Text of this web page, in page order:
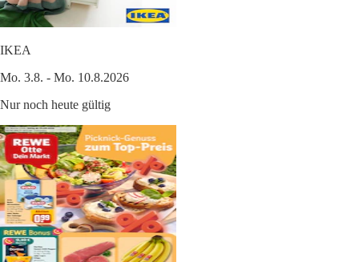
IKEA
Mo. 3.8. - Mo. 10.8.2026
Nur noch heute gültig